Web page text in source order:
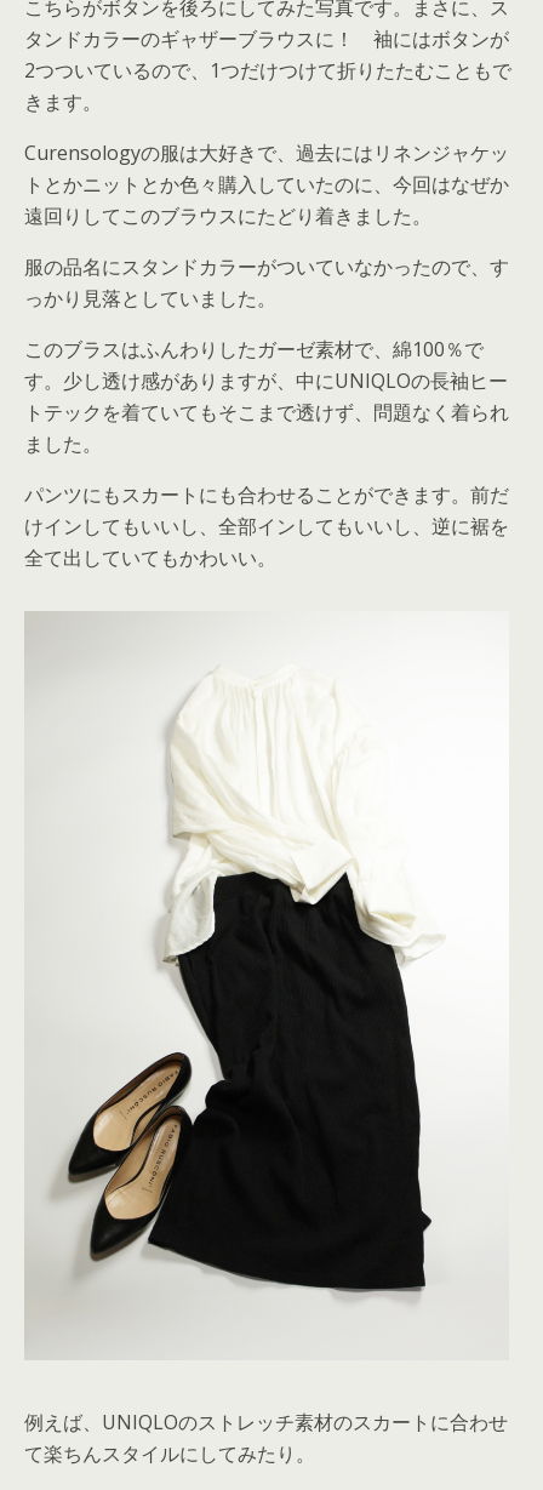
こちらがボタンを後ろにしてみた写真です。まさに、ス
タンドカラーのギャザーブラウスに！ 袖にはボタンが
2つついているので、1つだけつけて折りたたむこともで
きます。
Curensologyの服は大好きで、過去にはリネンジャケッ
トとかニットとか色々購入していたのに、今回はなぜか
遠回りしてこのブラウスにたどり着きました。
服の品名にスタンドカラーがついていなかったので、す
っかり見落としていました。
このブラスはふんわりしたガーゼ素材で、綿100％で
す。少し透け感がありますが、中にUNIQLOの長袖ヒー
トテックを着ていてもそこまで透けず、問題なく着られ
ました。
パンツにもスカートにも合わせることができます。前だ
けインしてもいいし、全部インしてもいいし、逆に裾を
全て出していてもかわいい。
例えば、UNIQLOのストレッチ素材のスカートに合わせ
て楽ちんスタイルにしてみたり。